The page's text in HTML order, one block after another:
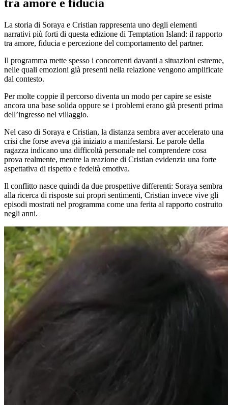
tra amore e fiducia
La storia di Soraya e Cristian rappresenta uno degli elementi
narrativi più forti di questa edizione di Temptation Island: il rapporto
tra amore, fiducia e percezione del comportamento del partner.
Il programma mette spesso i concorrenti davanti a situazioni estreme,
nelle quali emozioni già presenti nella relazione vengono amplificate
dal contesto.
Per molte coppie il percorso diventa un modo per capire se esiste
ancora una base solida oppure se i problemi erano già presenti prima
dell’ingresso nel villaggio.
Nel caso di Soraya e Cristian, la distanza sembra aver accelerato una
crisi che forse aveva già iniziato a manifestarsi. Le parole della
ragazza indicano una difficoltà personale nel comprendere cosa
prova realmente, mentre la reazione di Cristian evidenzia una forte
aspettativa di rispetto e fedeltà emotiva.
Il conflitto nasce quindi da due prospettive differenti: Soraya sembra
alla ricerca di risposte sui propri sentimenti, Cristian invece vive gli
episodi mostrati nel programma come una ferita al rapporto costruito
negli anni.